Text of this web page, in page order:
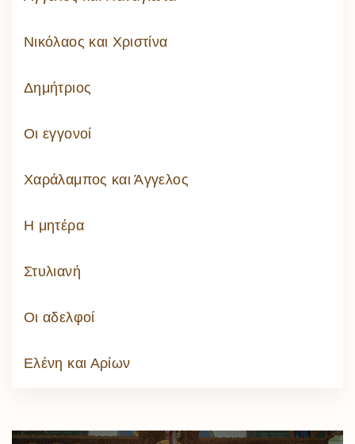
Νικόλαος και Χριστίνα
Δημήτριος
Οι εγγονοί
Χαράλαμπος και Άγγελος
Η μητέρα
Στυλιανή
Οι αδελφοί
Ελένη και Αρίων